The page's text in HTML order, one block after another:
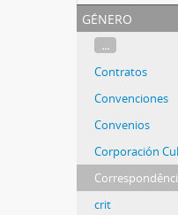
género
...
Contratos
Convenciones
Convenios
Corporación
crit